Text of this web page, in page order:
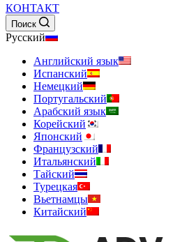
КОНТАКТ
Поиск
Русский
Английский язык
Испанский
Немецкий
Португальский
Арабский язык
Корейский
Японский
Французский
Итальянский
Тайский
Турецкая
Вьетнамцы
Китайский